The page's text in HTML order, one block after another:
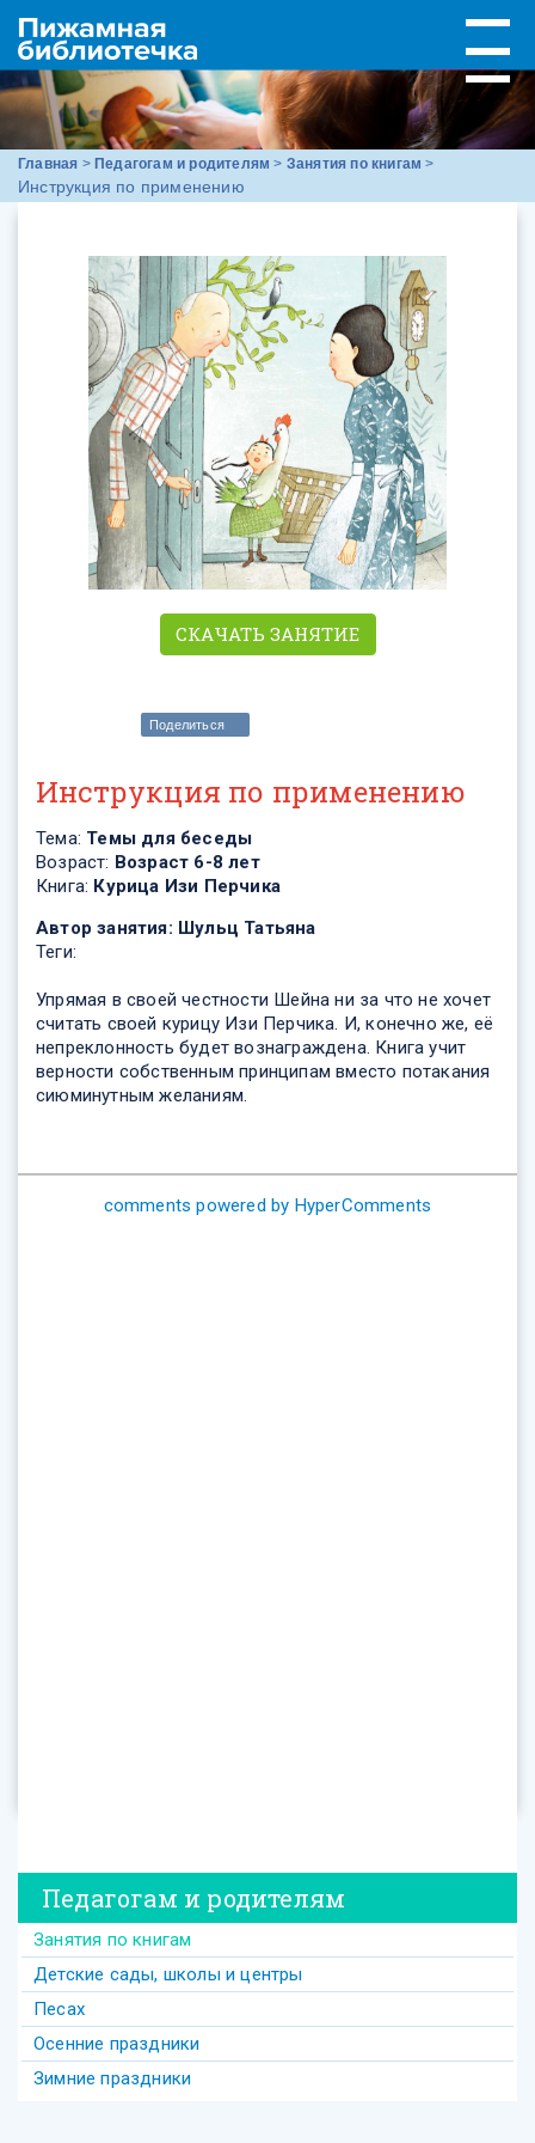
Главная > Педагогам и родителям > Занятия по книгам >
Инструкция по применению
СКАЧАТЬ ЗАНЯТИЕ
Поделиться
Инструкция по применению
Тема: Темы для беседы
Возраст: Возраст 6-8 лет
Книга: Курица Изи Перчика
Автор занятия: Шульц Татьяна
Теги:
Упрямая в своей честности Шейна ни за что не хочет
считать своей курицу Изи Перчика. И, конечно же, её
непреклонность будет вознаграждена. Книга учит
верности собственным принципам вместо потакания
сиюминутным желаниям.
comments powered by HyperComments
Педагогам и родителям
Занятия по книгам
Детские сады, школы и центры
Песах
Осенние праздники
Зимние праздники